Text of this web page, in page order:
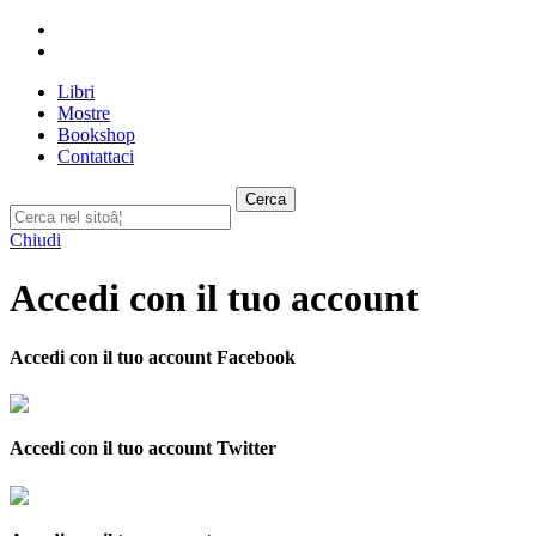
Libri
Mostre
Bookshop
Contattaci
Cerca
Chiudi
Accedi con il tuo account
Accedi con il tuo account Facebook
Accedi con il tuo account Twitter